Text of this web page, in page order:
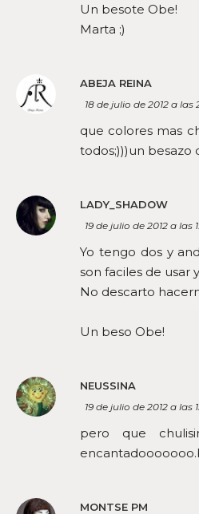
Un besote Obe!
Marta ;)
ABEJA REINA
18 de julio de 2012 a las
que colores mas
todos;)))un besazo
LADY_SHADOW
19 de julio de 2012 a las
Yo tengo dos y
son faciles de usar
No descarto
Un beso Obe!
NEUSSINA
19 de julio de 2012 a las
pero que
MONTSE PM